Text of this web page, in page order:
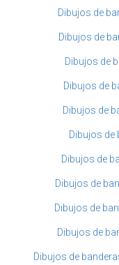
Dibujos de
Dibujos de
Dibujos de
Dibujos de
Dibujos de
Dibujos de
Dibujos de
Dibujos de
Dibujos de
Dibujos de
Dibujos de